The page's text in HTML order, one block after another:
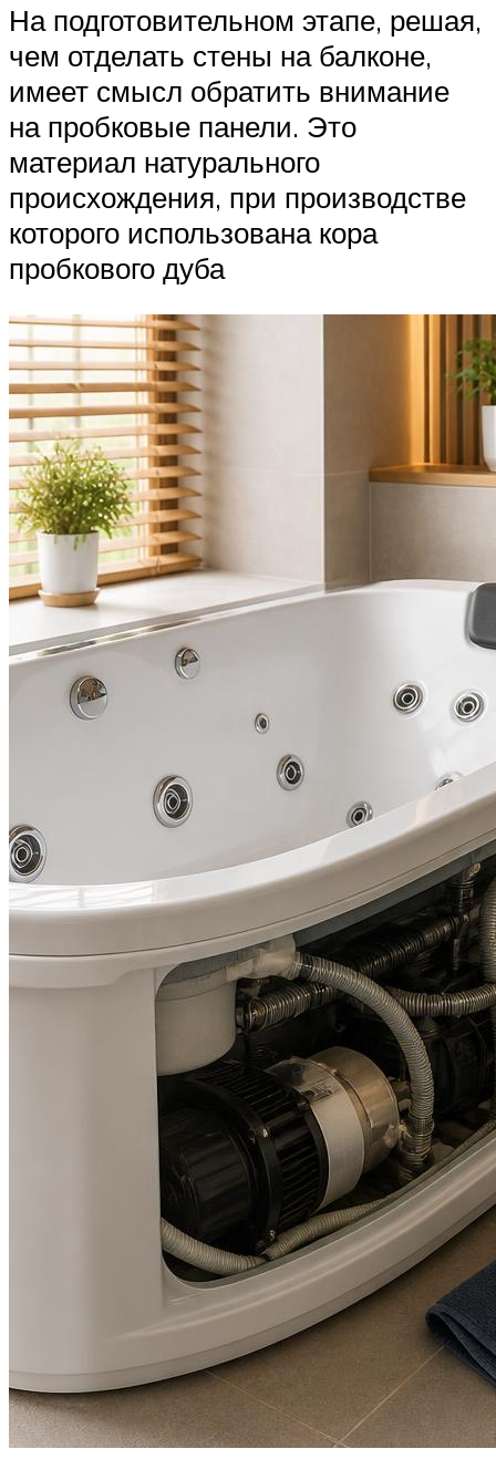
На подготовительном этапе, решая,
чем отделать стены на балконе,
имеет смысл обратить внимание
на пробковые панели. Это
материал натурального
происхождения, при производстве
которого использована кора
пробкового дуба